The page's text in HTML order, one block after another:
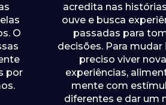
O
por
acredita nas
ouve e busca
passadas para
decisões. Para mudar
preciso viver
experiências,
mente com
diferentes e dar um